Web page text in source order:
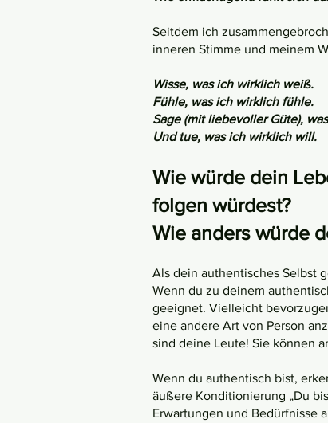
Seitdem ich
inneren Stimme und meinem
Wisse, was ich wirklich weiß.
Fühle, was ich wirklich fühle.
Sage (mit liebevoller Güte),
Und tue, was ich wirklich will.
Wie würde dein
folgen würdest?
Wie anders würde
Als dein authentisches Selbst
Wenn du zu deinem
geeignet. Vielleicht
eine andere Art von Person
sind deine Leute! Sie können
Wenn du authentisch bist,
äußere Konditionierung „Du
Erwartungen und Bedürfnisse